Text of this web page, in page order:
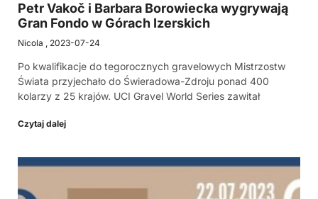
Petr Vakoč i Barbara Borowiecka wygrywają
Gran Fondo w Górach Izerskich
Nicola 2023-07-24
Po kwalifikacje do tegorocznych gravelowych Mistrzostw
Świata przyjechało do Świeradowa-Zdroju ponad 400
kolarzy z 25 krajów. UCI Gravel World Series zawitał
Czytaj dalej